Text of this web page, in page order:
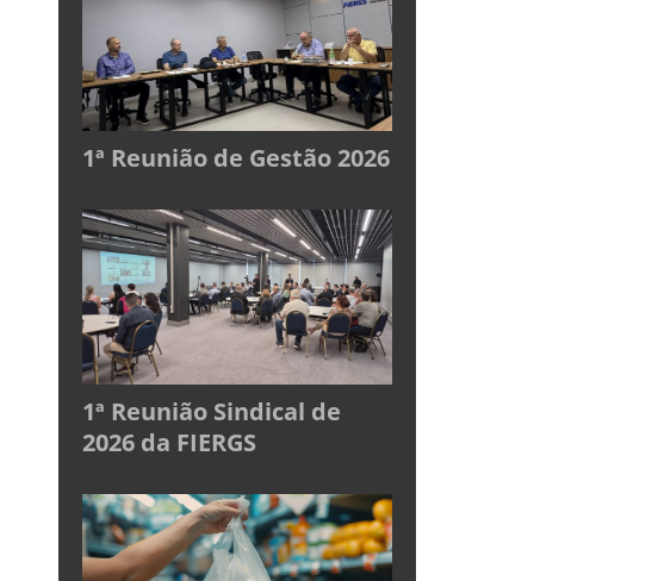
1ª Reunião de Gestão 2026
1ª Reunião Sindical de
2026 da FIERGS